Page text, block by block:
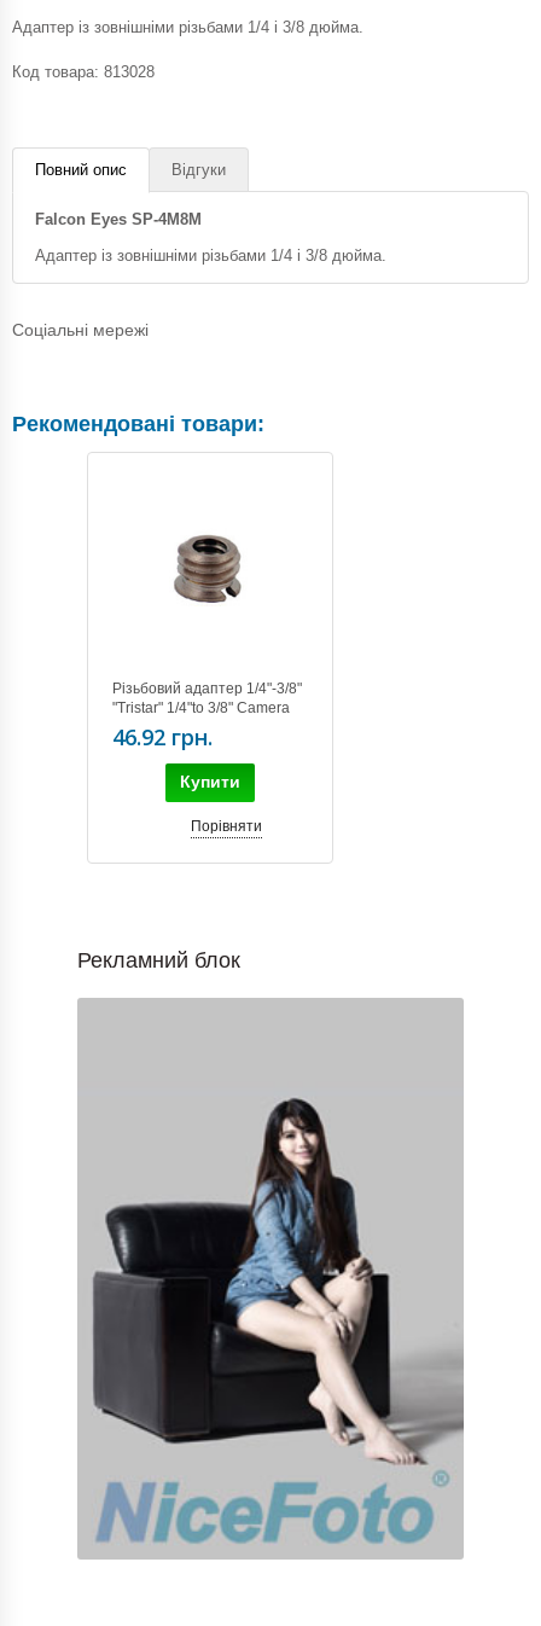
Адаптер із зовнішніми різьбами 1/4 і 3/8 дюйма.
Код товара: 813028
Повний опис Відгуки
Falcon Eyes SP-4M8M
Адаптер із зовнішніми різьбами 1/4 і 3/8 дюйма.
Соціальні мережі
Рекомендовані товари:
Різьбовий адаптер 1/4"-3/8"
"Tristar" 1/4"to 3/8" Camera
Screw Converter
46.92 грн.
Купити
Порівняти
Рекламний блок